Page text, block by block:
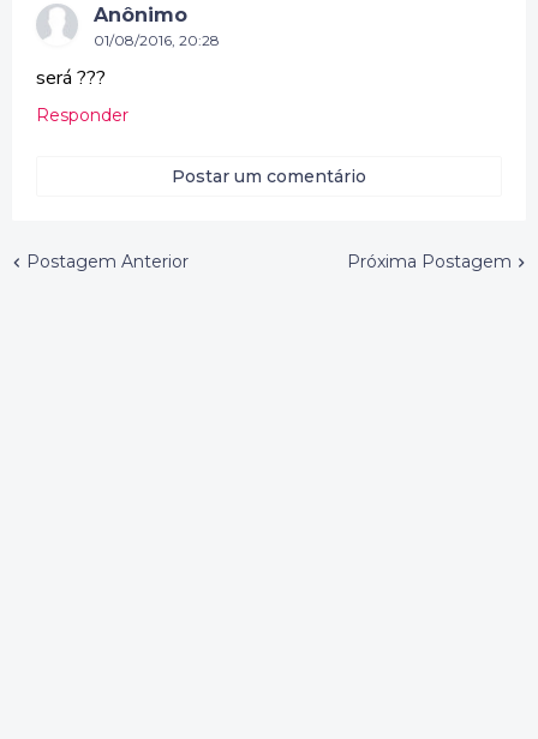
Anônimo
01/08/2016, 20:28
será ???
Responder
Postar um comentário
Postagem Anterior Próxima Postagem